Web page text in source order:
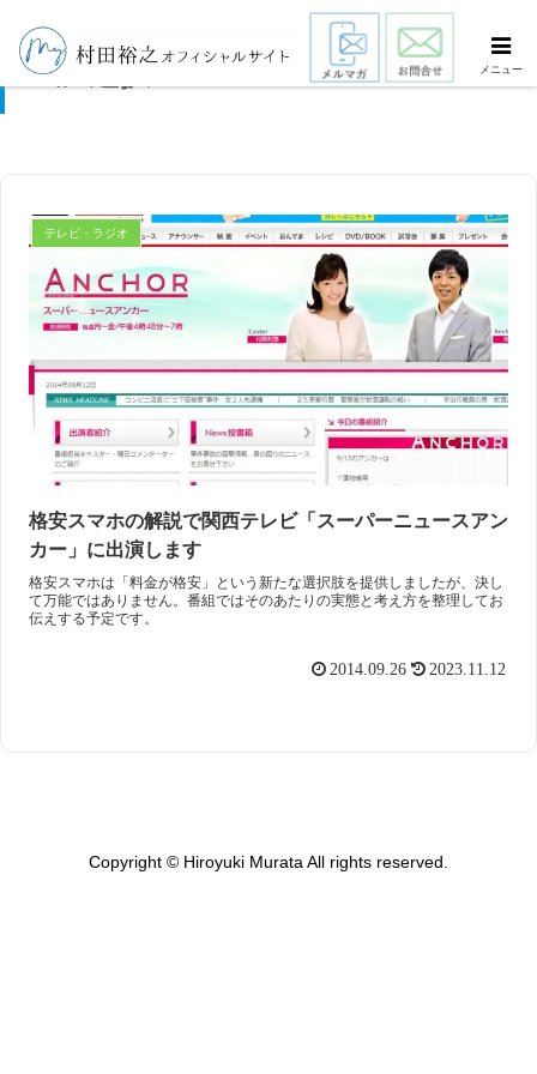
スマート・エイジング シニアビジネス 国際活動
選択
テレビ・ラジオ
格安スマホの解説で関西テレビ「スーパーニュースアン
カー」に出演します
格安スマホは「料金が格安」という新たな選択肢を提供しましたが、決し
て万能ではありません。番組ではそのあたりの実態と考え方を整理してお
伝えする予定です。
2014.09.26 2023.11.12
Copyright © Hiroyuki Murata All rights reserved.
メニュー